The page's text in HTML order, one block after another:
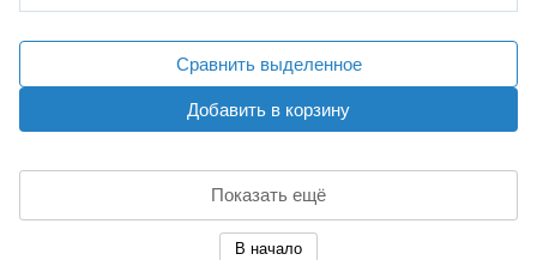
Сравнить выделенное
Добавить в корзину
Показать ещё
В начало